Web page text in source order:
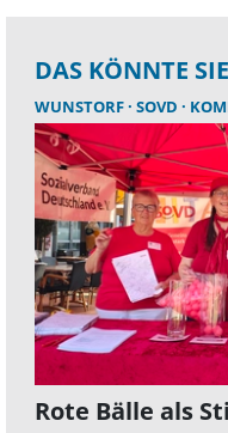
DAS KÖNNTE
WUNSTORF SOVD
Rote Bälle als